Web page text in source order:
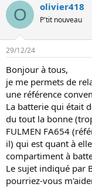
O olivier418
P'tit nouveau
29/12/24
Bonjour à tous,
je me permets de
une référence
La batterie qui était
du tout la bonne
FULMEN FA654
il) qui est quant à
compartiment à
Le sujet indiqué par
pourriez-vous